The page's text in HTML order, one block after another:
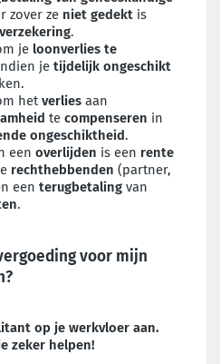
zover ze niet gedekt is
.
je loonverlies te
je tijdelijk ongeschikt
het verlies aan
te compenseren in
ongeschiktheid.
een overlijden is een rente
rechthebbenden (partner,
een terugbetaling van
.
voor mijn
op je werkvloer aan.
zeker helpen!